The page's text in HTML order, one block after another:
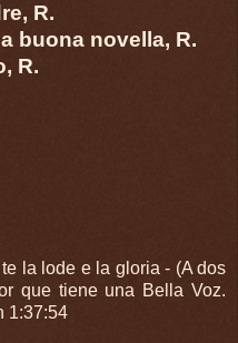
R.
buona novella, R.
R.
te la lode e la gloria - (A dos
que tiene una Bella Voz.
1:37:54